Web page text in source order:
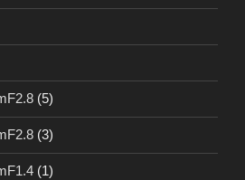
(5)
(3)
(1)